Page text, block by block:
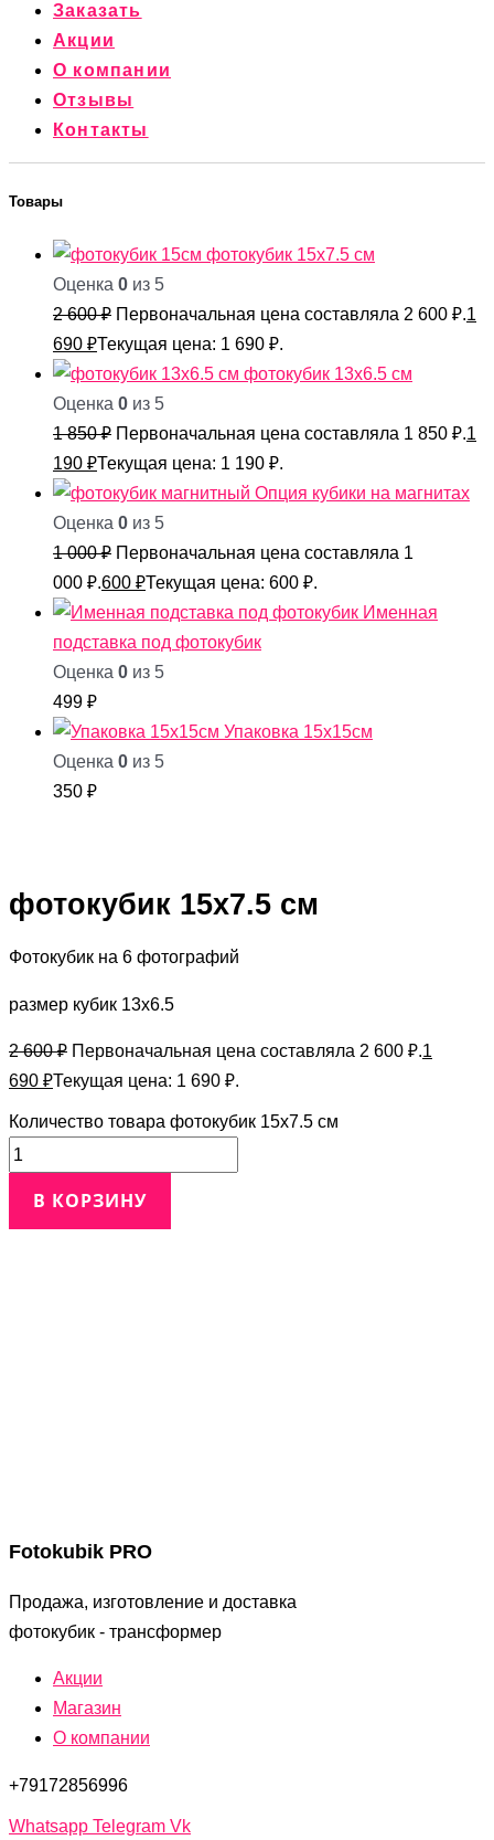
Заказать
Акции
О компании
Отзывы
Контакты
Товары
фотокубик 15х7.5 см
Оценка 0 из 5
2 600₽ Первоначальная цена составляла 2 600 ₽.1
690 ₽Текущая цена: 1 690 ₽.
фотокубик 13х6.5 см
Оценка 0 из 5
1 850₽ Первоначальная цена составляла 1 850 ₽.1
190 ₽Текущая цена: 1 190 ₽.
Опция кубики на магнитах
Оценка 0 из 5
1 000₽ Первоначальная цена составляла 1
000 ₽.600 ₽Текущая цена: 600 ₽.
Именная
подставка под фотокубик
Оценка 0 из 5
499 ₽
Упаковка 15х15см
Оценка 0 из 5
350 ₽
фотокубик 15х7.5 см
Фотокубик на 6 фотографий
размер кубик 13х6.5
2 600₽ Первоначальная цена составляла 2 600 ₽.1
690 ₽Текущая цена: 1 690 ₽.
Количество товара фотокубик 15х7.5 см
В КОРЗИНУ
Fotokubik PRO
Продажа, изготовление и доставка
фотокубик - трансформер
Акции
Магазин
О компании
+79172856996
Whatsapp Telegram Vk